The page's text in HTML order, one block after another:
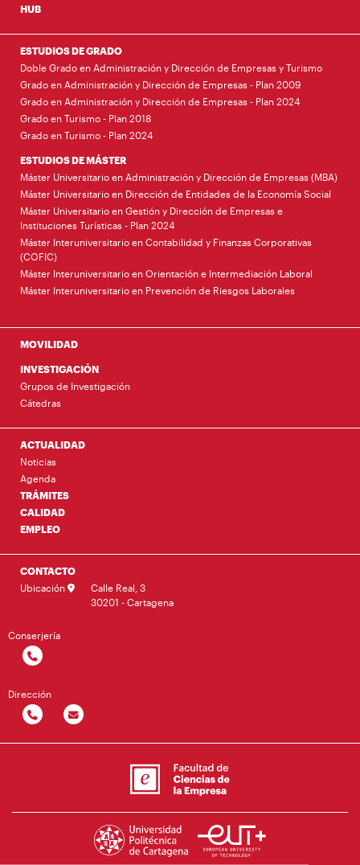
HUB
ESTUDIOS DE GRADO
Doble Grado en Administración y Dirección de Empresas y Turismo
Grado en Administración y Dirección de Empresas - Plan 2009
Grado en Administración y Dirección de Empresas - Plan 2024
Grado en Turismo - Plan 2018
Grado en Turismo - Plan 2024
ESTUDIOS DE MÁSTER
Máster Universitario en Administración y Dirección de Empresas (MBA)
Máster Universitario en Dirección de Entidades de la Economía Social
Máster Universitario en Gestión y Dirección de Empresas e
Instituciones Turísticas - Plan 2024
Máster Interuniversitario en Contabilidad y Finanzas Corporativas
(COFIC)
Máster Interuniversitario en Orientación e Intermediación Laboral
Máster Interuniversitario en Prevención de Riesgos Laborales
MOVILIDAD
INVESTIGACIÓN
Grupos de Investigación
Cátedras
ACTUALIDAD
Noticias
Agenda
TRÁMITES
CALIDAD
EMPLEO
CONTACTO
Ubicación
Calle Real, 3
30201 - Cartagena
Conserjería
Dirección